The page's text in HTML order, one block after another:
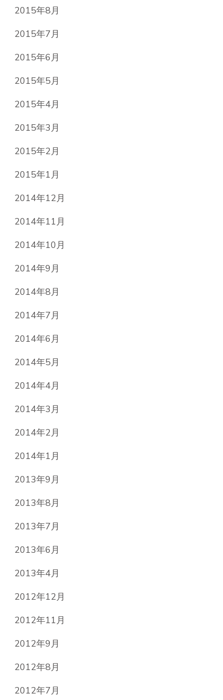
2015年8月
2015年7月
2015年6月
2015年5月
2015年4月
2015年3月
2015年2月
2015年1月
2014年12月
2014年11月
2014年10月
2014年9月
2014年8月
2014年7月
2014年6月
2014年5月
2014年4月
2014年3月
2014年2月
2014年1月
2013年9月
2013年8月
2013年7月
2013年6月
2013年4月
2012年12月
2012年11月
2012年9月
2012年8月
2012年7月